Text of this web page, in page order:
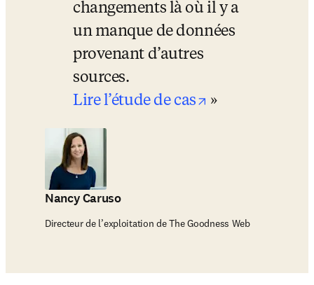
changements là où il y a
un manque de données
provenant d’autres
sources.
Lire l’étude de cas
opens in new
Nancy Caruso
Directeur de l’exploitation de The Goodness Web